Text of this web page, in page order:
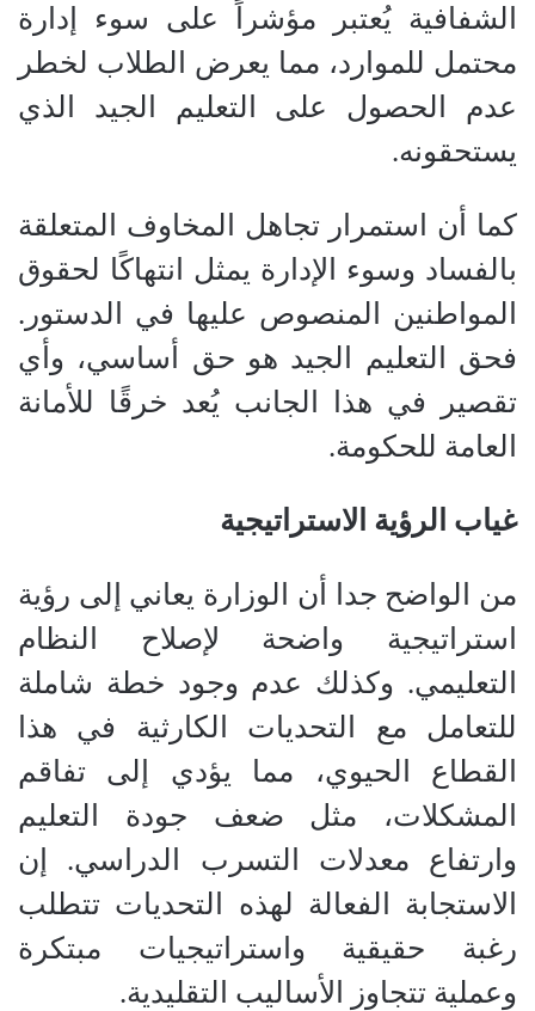
الشفافية يُعتبر مؤشراً على سوء إدارة
محتمل للموارد، مما يعرض الطلاب لخطر
عدم الحصول على التعليم الجيد الذي
يستحقونه.
كما أن استمرار تجاهل المخاوف المتعلقة
بالفساد وسوء الإدارة يمثل انتهاكًا لحقوق
المواطنين المنصوص عليها في الدستور.
فحق التعليم الجيد هو حق أساسي، وأي
تقصير في هذا الجانب يُعد خرقًا للأمانة
العامة للحكومة.
غياب الرؤية الاستراتيجية
من الواضح جدا أن الوزارة يعاني إلى رؤية
استراتيجية واضحة لإصلاح النظام
التعليمي. وكذلك عدم وجود خطة شاملة
للتعامل مع التحديات الكارثية في هذا
القطاع الحيوي، مما يؤدي إلى تفاقم
المشكلات، مثل ضعف جودة التعليم
وارتفاع معدلات التسرب الدراسي. إن
الاستجابة الفعالة لهذه التحديات تتطلب
رغبة حقيقية واستراتيجيات مبتكرة
وعملية تتجاوز الأساليب التقليدية.